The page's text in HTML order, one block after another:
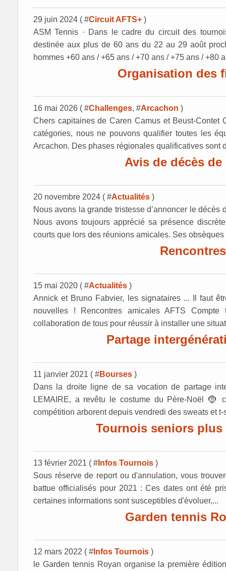
29 juin 2024 ( #Circuit AFTS+ )
ASM Tennis · Dans le cadre du circuit des
destinée aux plus de 60 ans du 22 au 29 août
hommes +60 ans / +65 ans / +70 ans / +75 ans / +80
Organisation des
16 mai 2026 ( #Challenges, #Arcachon )
Chers capitaines de Caren Camus et Beust-
catégories, nous ne pouvons qualifier toutes les
Arcachon. Des phases régionales qualificatives sont
Avis de décès de
20 novembre 2024 ( #Actualités )
Nous avons la grande tristesse d’annoncer le
Nous avons toujours apprécié sa présence
courts que lors des réunions amicales. Ses obsèques
15 mai 2020 ( #Actualités )
Annick et Bruno Fabvier, les signataires ... Il faut
nouvelles ! Rencontres amicales AFTS
collaboration de tous pour réussir à installer une
Partage
11 janvier 2021 ( #Bourses )
Dans la droite ligne de sa vocation de partage
LEMAIRE, a revêtu le costume du Père-Noël 🤶
compétition arborent depuis vendredi des sweats et t-
Tournois seniors plus
13 février 2021 ( # Infos Tournois )
Sous réserve de report ou d'annulation, vous
battue officialisés pour 2021 : Ces dates ont été
certaines informations sont susceptibles d'évoluer,...
Garden tennis
12 mars 2022 ( # Infos Tournois )
le Garden tennis Royan organise la première